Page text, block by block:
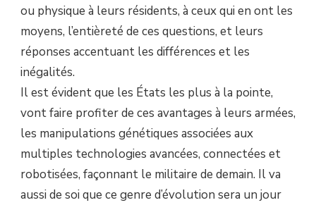
ou physique à leurs résidents, à ceux qui en ont les
moyens, l’entièreté de ces questions, et leurs
réponses accentuant les différences et les
inégalités.
Il est évident que les États les plus à la pointe,
vont faire profiter de ces avantages à leurs armées,
les manipulations génétiques associées aux
multiples technologies avancées, connectées et
robotisées, façonnant le militaire de demain. Il va
aussi de soi que ce genre d’évolution sera un jour